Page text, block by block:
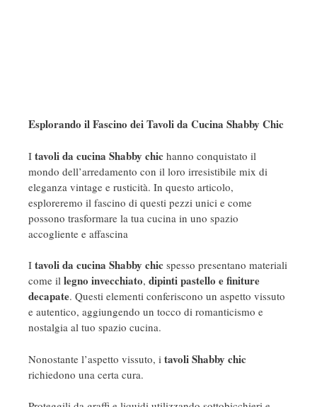
Esplorando il Fascino dei Tavoli da Cucina Shabby Chic
I tavoli da cucina Shabby chic hanno conquistato il
mondo dell’arredamento con il loro irresistibile mix di
eleganza vintage e rusticità. In questo articolo,
esploreremo il fascino di questi pezzi unici e come
possono trasformare la tua cucina in uno spazio
accogliente e affascina
I tavoli da cucina Shabby chic spesso presentano materiali
come il legno invecchiato, dipinti pastello e finiture
decapate. Questi elementi conferiscono un aspetto vissuto
e autentico, aggiungendo un tocco di romanticismo e
nostalgia al tuo spazio cucina.
Nonostante l’aspetto vissuto, i tavoli Shabby chic
richiedono una certa cura.